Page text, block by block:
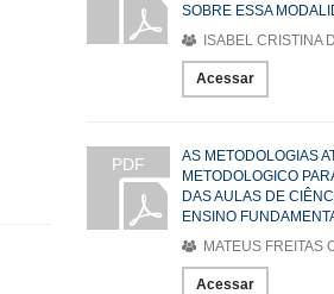
SOBRE ESSA
ISABEL CRISTINA
Acessar
PDF
AS METODOLOGIAS
METODOLOGICO
DAS AULAS DE
ENSINO
MATEUS FREITAS
Acessar